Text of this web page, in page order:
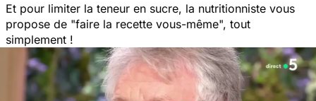
Et pour limiter la teneur en sucre, la nutritionniste vous
propose de "faire la recette vous-même", tout
simplement !